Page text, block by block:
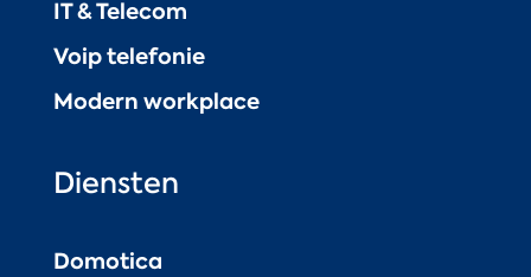
IT & Telecom
Voip telefonie
Modern workplace
Diensten
Domotica